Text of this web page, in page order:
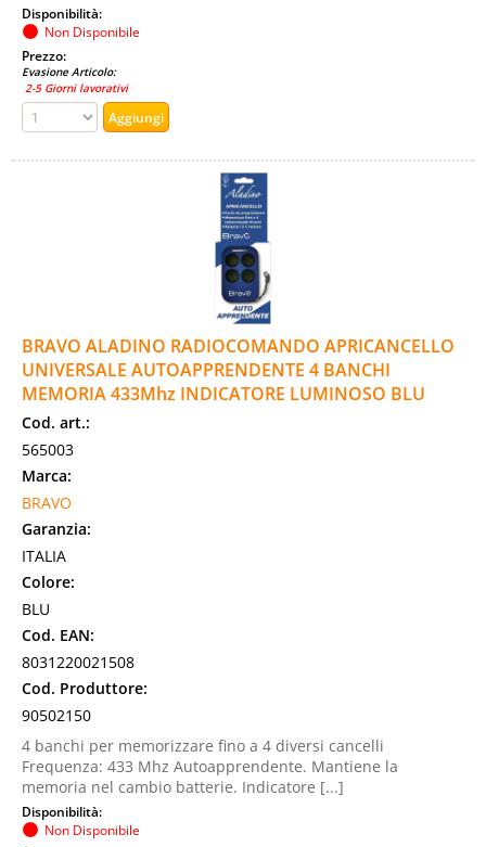
Disponibilità:
Non Disponibile
Prezzo:
Evasione Articolo:
2-5 Giorni lavorativi
BRAVO ALADINO RADIOCOMANDO APRICANCELLO
UNIVERSALE AUTOAPPRENDENTE 4 BANCHI
MEMORIA 433Mhz INDICATORE LUMINOSO BLU
Cod. art.:
565003
Marca:
BRAVO
Garanzia:
ITALIA
Colore:
BLU
Cod. EAN:
8031220021508
Cod. Produttore:
90502150
4 banchi per memorizzare fino a 4 diversi cancelli
Frequenza: 433 Mhz Autoapprendente. Mantiene la
memoria nel cambio batterie. Indicatore [...]
Disponibilità:
Non Disponibile